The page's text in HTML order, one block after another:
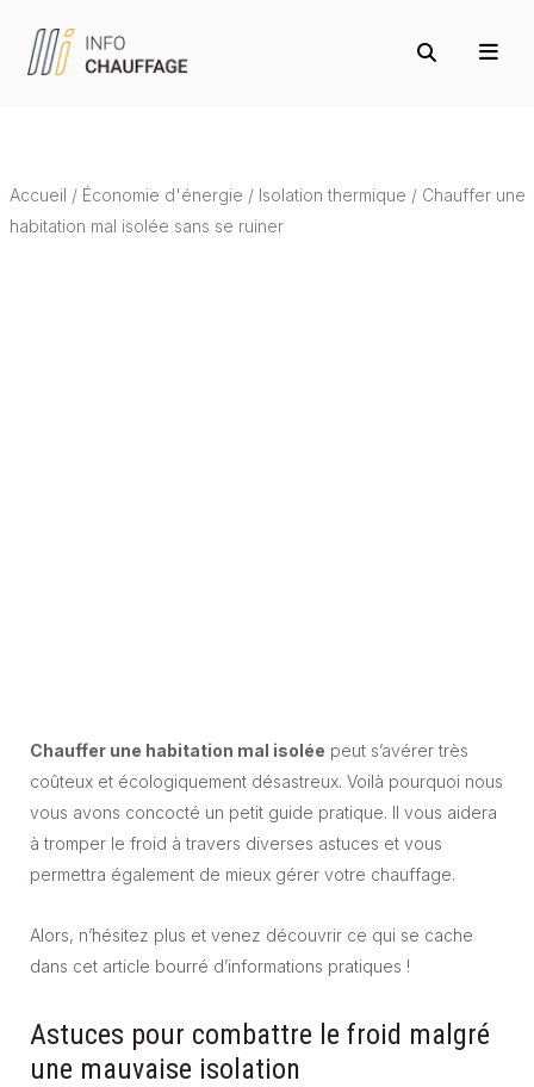
Accueil / Économie d'énergie / Isolation thermique / Chauffer une
habitation mal isolée sans se ruiner
Chauffer une habitation mal isolée peut s’avérer très
coûteux et écologiquement désastreux. Voilà pourquoi nous
vous avons concocté un petit guide pratique. Il vous aidera
à tromper le froid à travers diverses astuces et vous
permettra également de mieux gérer votre chauffage.
Alors, n’hésitez plus et venez découvrir ce qui se cache
dans cet article bourré d’informations pratiques !
Astuces pour combattre le froid malgré
une mauvaise isolation